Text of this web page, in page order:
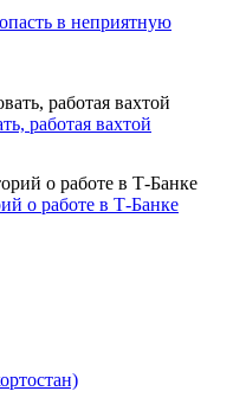
в неприятную
работая вахтой
о работе в Т-Банке